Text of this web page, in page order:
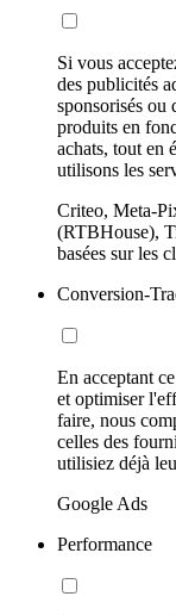
Si vous
des publicités
sponsorisés ou
produits en
achats, tout en
utilisons les
Criteo, Meta-
(RTBHouse),
basées sur les
Conversion-
En acceptant
et optimiser
faire, nous
celles des
utilisiez déjà
Google Ads
Performance